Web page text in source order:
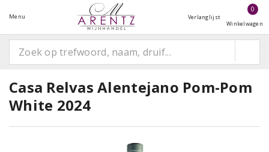
Menu Verlanglijst
0
Winkelwagen
Casa Relvas Alentejano Pom-Pom
White 2024